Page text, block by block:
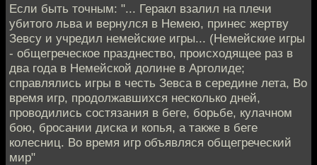
Если быть точным: "... Геракл взалил на плечи
убитого льва и вернулся в Немею, принес жертву
Зевсу и учредил немейские игры... (Немейские игры
- общегреческое празднество, происходящее раз в
два года в Немейской долине в Арголиде;
справлялись игры в честь Зевса в середине лета, Во
время игр, продолжавшихся несколько дней,
проводились состязания в беге, борьбе, кулачном
бою, бросании диска и копья, а также в беге
колесниц. Во время игр объявляся общегреческий
мир"